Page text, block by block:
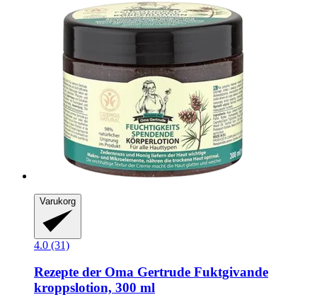
Varukorg
4.0 (31)
Rezepte der Oma Gertrude Fuktgivande
kroppslotion, 300 ml